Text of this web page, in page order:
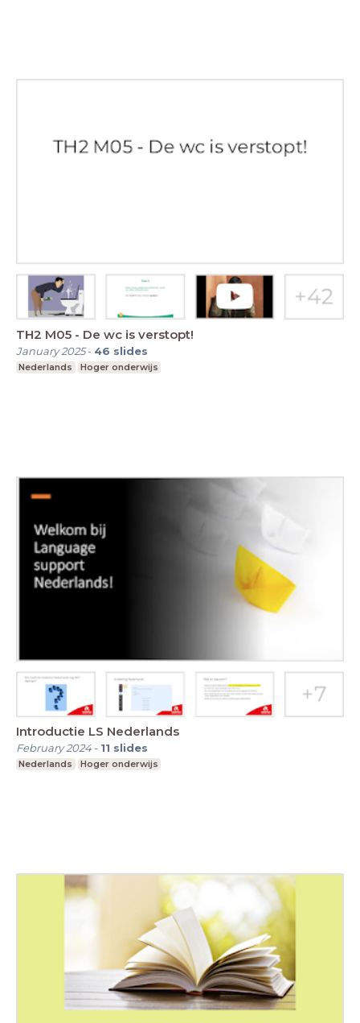
TH2 M05 - De wc is verstopt!
January 2025- 46 slides
Nederlands Hoger onderwijs
Introductie LS Nederlands
February 2024- 11 slides
Nederlands Hoger onderwijs